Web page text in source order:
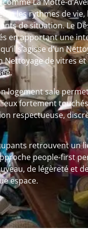
La Motte-
les rythmes de vie,
de situation. Le
en apportant une
s’agisse d’un
Nettoyage de vitres
logement sale
fortement
respectueuse,
retrouvent un
people-first
de légèreté et
espace.